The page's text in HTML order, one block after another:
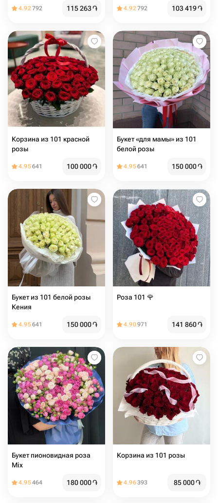
4.92792 115 263֏ 4.92792 103 419֏
Корзина из 101 красной
розы
4.95641 100 000֏
Букет «для мамы» из 101
белой розы
4.95641 150 000֏
Букет из 101 белой розы
Кения
4.95641 150 000֏
Роза 101 🌹
4.90971 141 860֏
Букет пионовидная роза
Mix
4.95464 180 000֏
Корзина из 101 розы
4.96393 85 000֏